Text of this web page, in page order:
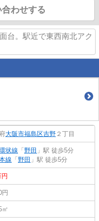
わせする
台。駅近で東西南北アク
大阪市福島区吉野 ２丁目
状線 「 野田 」駅 徒歩5分
線 「 野田 」駅 徒歩5分
円
㎡